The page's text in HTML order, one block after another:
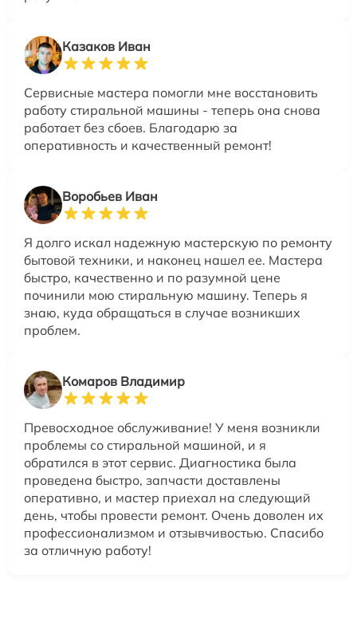
Казаков Иван
Сервисные мастера помогли мне восстановить
работу стиральной машины - теперь она снова
работает без сбоев. Благодарю за
оперативность и качественный ремонт!
Воробьев Иван
Я долго искал надежную мастерскую по ремонту
бытовой техники, и наконец нашел ее. Мастера
быстро, качественно и по разумной цене
починили мою стиральную машину. Теперь я
знаю, куда обращаться в случае возникших
проблем.
Комаров Владимир
Превосходное обслуживание! У меня возникли
проблемы со стиральной машиной, и я
обратился в этот сервис. Диагностика была
проведена быстро, запчасти доставлены
оперативно, и мастер приехал на следующий
день, чтобы провести ремонт. Очень доволен их
профессионализмом и отзывчивостью. Спасибо
за отличную работу!